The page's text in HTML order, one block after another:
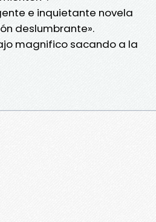
e inquietante novela
deslumbrante».
magnifico sacando a la